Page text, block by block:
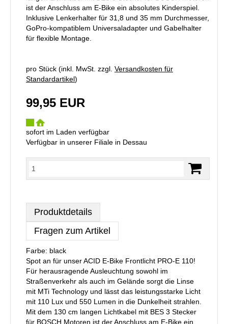
ist der Anschluss am E-Bike ein absolutes Kinderspiel.
Inklusive Lenkerhalter für 31,8 und 35 mm Durchmesser,
GoPro-kompatiblem Universaladapter und Gabelhalter
für flexible Montage.
pro Stück (inkl. MwSt. zzgl. Versandkosten für
Standardartikel)
99,95 EUR
sofort im Laden verfügbar
Verfügbar in unserer Filiale in Dessau
Produktdetails
Fragen zum Artikel
Farbe: black
Spot an für unser ACID E-Bike Frontlicht PRO-E 110!
Für herausragende Ausleuchtung sowohl im
Straßenverkehr als auch im Gelände sorgt die Linse
mit MTi Technology und lässt das leistungsstarke Licht
mit 110 Lux und 550 Lumen in die Dunkelheit strahlen.
Mit dem 130 cm langen Lichtkabel mit BES 3 Stecker
für BOSCH Motoren ist der Anschluss am E-Bike ein